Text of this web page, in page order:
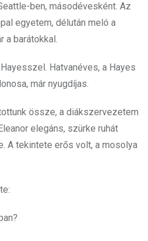
ben, másodévesként. Az
egyetem, délután meló a
a barátokkal.
Hatvanéves, a Hayes
már nyugdíjas.
össze, a diákszervezetem
elegáns, szürke ruhát
A tekintete erős volt, a mosolya